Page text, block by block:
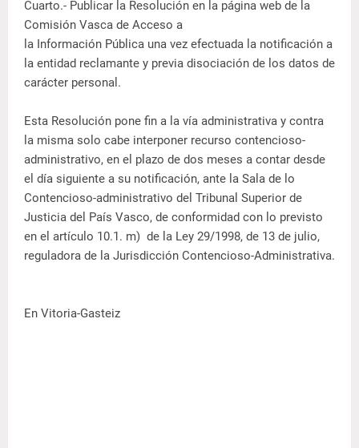
Cuarto.- Publicar la Resolución en la página web de la
Comisión Vasca de Acceso a
la Información Pública una vez efectuada la notificación a
la entidad reclamante y previa disociación de los datos de
carácter personal.
Esta Resolución pone fin a la vía administrativa y contra
la misma solo cabe interponer recurso contencioso-
administrativo, en el plazo de dos meses a contar desde
el día siguiente a su notificación, ante la Sala de lo
Contencioso-administrativo del Tribunal Superior de
Justicia del País Vasco, de conformidad con lo previsto
en el artículo 10.1. m) de la Ley 29/1998, de 13 de julio,
reguladora de la Jurisdicción Contencioso-Administrativa.
En Vitoria-Gasteiz